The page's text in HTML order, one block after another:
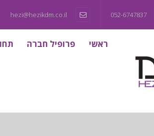
052-6747837
ראשי פרופיל חברה